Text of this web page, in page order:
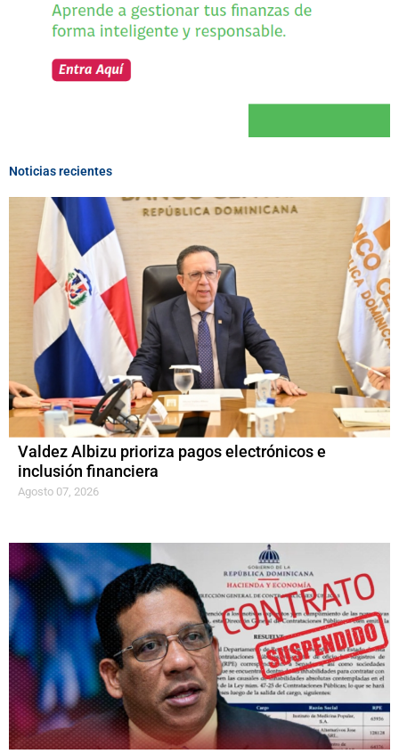
Noticias recientes
Valdez Albizu prioriza pagos electrónicos e
inclusión financiera
Agosto 07, 2026